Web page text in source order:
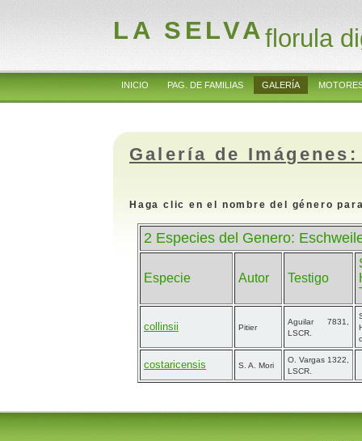
LA SELVAflorula
INICIO PAG. DE FAMILIAS GALERÍA
Galería de
Haga clic en el nombre del género
2 Especies del Genero:
Especie Autor Testigo
collinsii Pitier
Aguilar 7831,
LSCR.
costaricensis S. A. Mori
O. Vargas 1322,
LSCR.